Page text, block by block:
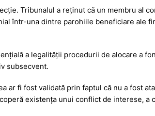
Tribunalul a reținut că un membru al
într-una dintre parohiile beneficiare ale
a legalității procedurii de alocare a
subsecvent.
ar fi fost validată prin faptul că nu a fost
existența unui conflict de interese, a